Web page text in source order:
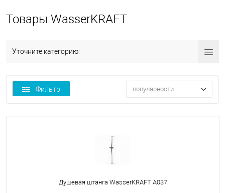
Товары WasserKRAFT
Уточните категорию:
Фильтр популярности
Душевая штанга WasserKRAFT A037